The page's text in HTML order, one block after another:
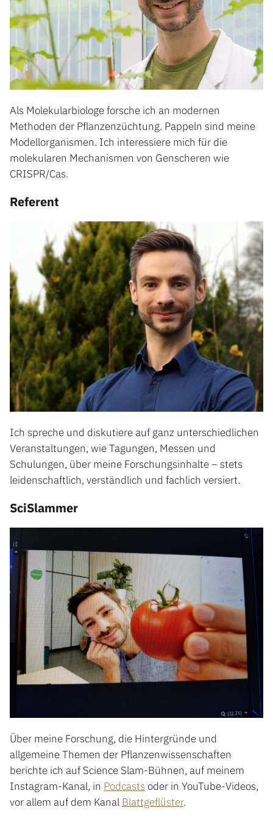
Als Molekularbiologe forsche ich an modernen
Methoden der Pflanzenzüchtung. Pappeln sind meine
Modellorganismen. Ich interessiere mich für die
molekularen Mechanismen von Genscheren wie
CRISPR/Cas.
Referent
Ich spreche und diskutiere auf ganz unterschiedlichen
Veranstaltungen, wie Tagungen, Messen und
Schulungen, über meine Forschungsinhalte – stets
leidenschaftlich, verständlich und fachlich versiert.
SciSlammer
Über meine Forschung, die Hintergründe und
allgemeine Themen der Pflanzenwissenschaften
berichte ich auf Science Slam-Bühnen, auf meinem
Instagram-Kanal, in Podcasts oder in YouTube-Videos,
vor allem auf dem Kanal Blattgeflüster.